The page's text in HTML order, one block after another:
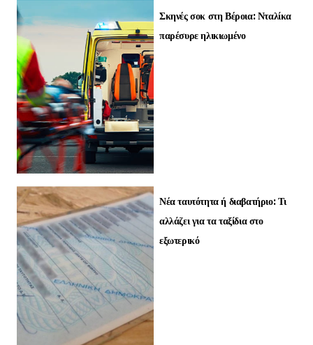
Σκηνές σοκ στη Βέροια: Νταλίκα
παρέσυρε ηλικιωμένο
Νέα ταυτότητα ή διαβατήριο: Τι
αλλάζει για τα ταξίδια στο
εξωτερικό